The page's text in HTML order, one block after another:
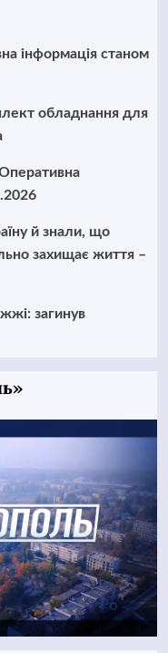
інформація станом
обладнання для
й знали, що
захищає життя –
загинув